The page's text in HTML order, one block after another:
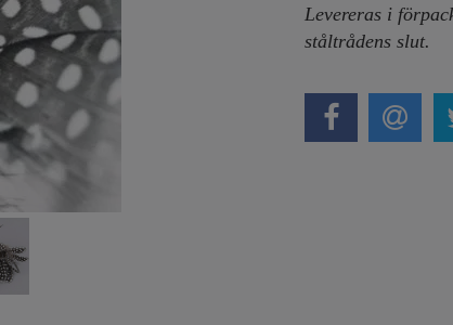
Levereras i
ståltrådens slut.